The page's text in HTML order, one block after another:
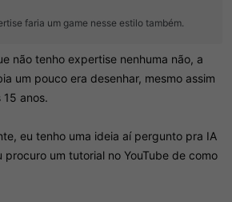
faria um game nesse estilo também.
não tenho expertise nenhuma não, a
um pouco era desenhar, mesmo assim
15 anos.
eu tenho uma ideia aí pergunto pra IA
procuro um tutorial no YouTube de como